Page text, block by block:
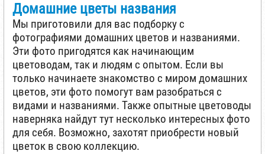
Домашние цветы названия
Мы приготовили для вас подборку с
фотографиями домашних цветов и названиями.
Эти фото пригодятся как начинающим
цветоводам, так и людям с опытом. Если вы
только начинаете знакомство с миром домашних
цветов, эти фото помогут вам разобраться с
видами и названиями. Также опытные цветоводы
наверняка найдут тут несколько интересных фото
для себя. Возможно, захотят приобрести новый
цветок в свою коллекцию.